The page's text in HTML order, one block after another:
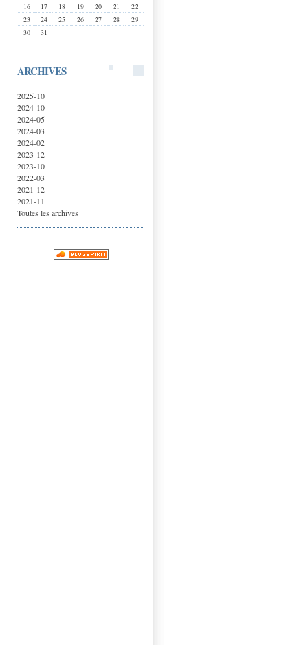
16
17 18 19 20 21
22
23
24 25 26 27 28
29
30
31
ARCHIVES
2025-10
2024-10
2024-05
2024-03
2024-02
2023-12
2023-10
2022-03
2021-12
2021-11
Toutes les archives